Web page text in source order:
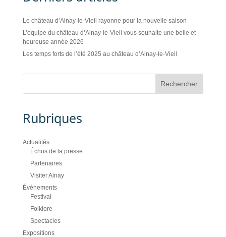
Le château d’Ainay-le-Vieil rayonne pour la nouvelle saison
L’équipe du château d’Ainay-le-Vieil vous souhaite une belle et
heureuse année 2026
Les temps forts de l’été 2025 au château d’Ainay-le-Vieil
Rubriques
Actualités
Échos de la presse
Partenaires
Visiter Ainay
Évènements
Festival
Folklore
Spectacles
Expositions